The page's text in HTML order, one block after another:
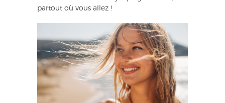
partout où vous allez !